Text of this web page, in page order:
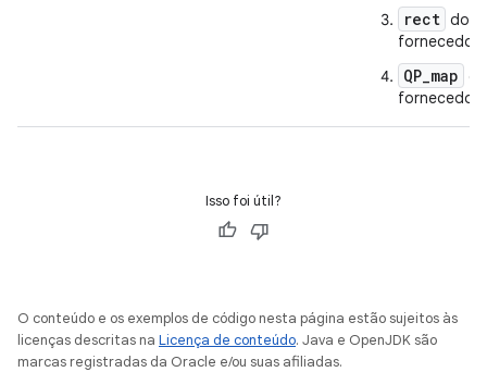
rect do
fornecedor
QP_map do
fornecedor
Isso foi útil?
O conteúdo e os exemplos de código nesta página estão sujeitos às
licenças descritas na Licença de conteúdo. Java e OpenJDK são
marcas registradas da Oracle e/ou suas afiliadas.